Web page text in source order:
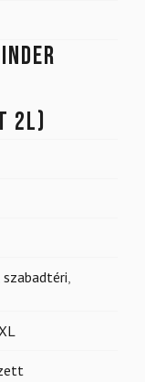
2L)
szabadtéri,